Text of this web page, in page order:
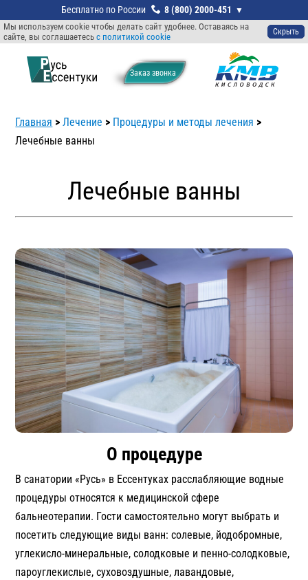
Мы используем cookie чтобы делать сайт удобнее. Оставаясь на
сайте, вы соглашаетесь с политикой cookie Скрыть
Заказ звонкa
8 (800) 2000-451
Главная >Лечение > Процедуры и методы лечения >
Лечебные ванны
Лечебные ванны
О процедуре
В санатории «Русь» в Ессентуках расслабляющие водные
процедуры относятся к медицинской сфере
бальнеотерапии. Гости самостоятельно могут выбрать и
посетить следующие виды ванн: солевые, йодобромные,
углекисло-минеральные, солодковые и пенно-солодковые,
пароуглекислые, суховоздушные, лавандовые,